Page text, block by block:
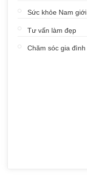
Sức khỏe Nam giới
Tư vấn làm đẹp
Chăm sóc gia đình